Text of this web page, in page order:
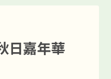
日嘉年華